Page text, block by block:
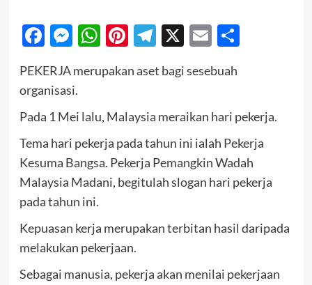
Facebook
Messenger
WhatsApp
Pinterest
Telegram
X EmailShare
PEKERJA merupakan aset bagi sesebuah
organisasi.
Pada 1 Mei lalu, Malaysia meraikan hari pekerja.
Tema hari pekerja pada tahun ini ialah Pekerja
Kesuma Bangsa. Pekerja Pemangkin Wadah
Malaysia Madani, begitulah slogan hari pekerja
pada tahun ini.
Kepuasan kerja merupakan terbitan hasil daripada
melakukan pekerjaan.
Sebagai manusia, pekerja akan menilai pekerjaan